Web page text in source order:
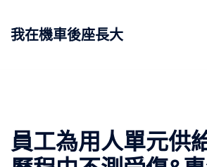
我在機車後座長大
員工為用人單元供